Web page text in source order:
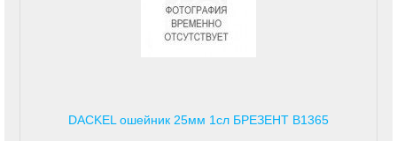
DACKEL ошейник 25мм 1сл БРЕЗЕНТ В1365